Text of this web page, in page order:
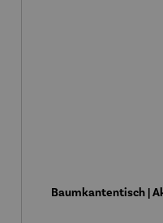
Baumkantentisch |